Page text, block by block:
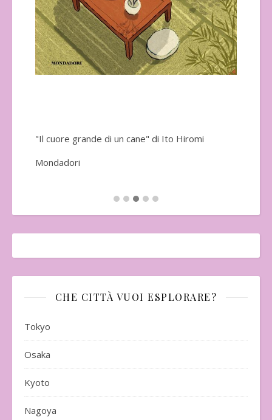
"Il cuore grande di un cane" di Ito Hiromi
Mondadori
CHE CITTÀ VUOI ESPLORARE?
Tokyo
Osaka
Kyoto
Nagoya